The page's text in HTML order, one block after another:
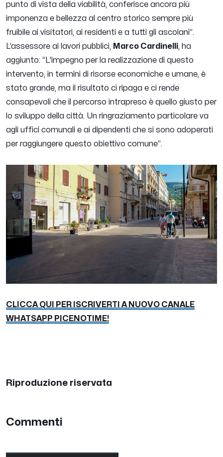
punto di vista della viabilità, conferisce ancora più
imponenza e bellezza al centro storico sempre più
fruibile ai visitatori, ai residenti e a tutti gli ascolani”.
L’assessore ai lavori pubblici, Marco Cardinelli, ha
aggiunto: “ L'impegno per la realizzazione di questo
intervento, in termini di risorse economiche e umane, è
stato grande, ma il risultato ci ripaga e ci rende
consapevoli che il percorso intrapreso è quello giusto per
lo sviluppo della città. Un ringraziamento particolare va
agli uffici comunali e ai dipendenti che si sono adoperati
per raggiungere questo obiettivo comune”.
CLICCA QUI PER ISCRIVERTI A NUOVO CANALE
WHATSAPP PICENOTIME!
Riproduzione riservata
Commenti